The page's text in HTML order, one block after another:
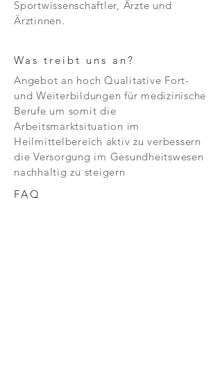
Reizlenkung, Spiegeltherapie und
Schritt für Schritt erläutert.
Die Teilnehmenden lernen, wie
Aufmerksamkeit, Raumorientierung
und Selbstständigkeit verbessert
werden können.
Der Schwerpunkt liegt auf
funktionellen Übungsstrategien, die
auch im Hausbesuch realisierbar
sind.
Sportwissenschaftler, Ärzte und
Ärztinnen.
Was treibt uns an?
Angebot an hoch Qualitative Fort-
und Weiterbildungen für medizinische
Berufe um somit die
Arbeitsmarktsituation im
Heilmittelbereich aktiv zu verbessern
die Versorgung im Gesundheitswesen
nachhaltig zu steigern
FAQ